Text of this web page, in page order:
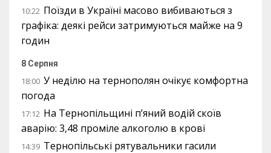
10:22 Поїзди в Україні масово вибиваються з
графіка: деякі рейси затримуються майже на 9
годин
8 Серпня
18:00 У неділю на тернополян очікує комфортна
погода
17:12 На Тернопільщині п’яний водій скоїв
аварію: 3,48 проміле алкоголю в крові
14:39 Тернопільські рятувальники гасили